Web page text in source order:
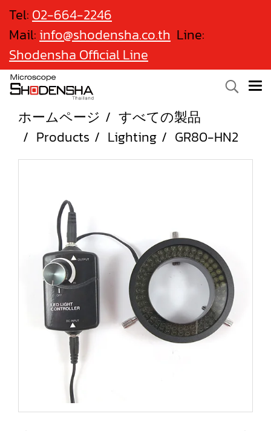
Tel: 02-664-2246
Mail: info@shodensha.co.th Line:
Shodensha Official Line
ホームページ
すべての製品
Products
Lighting GR80-HN2